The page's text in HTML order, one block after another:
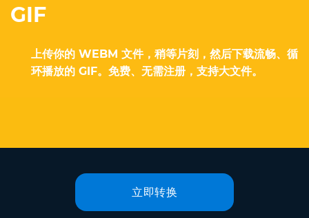
GIF
上传你的 WEBM 文件，稍等片刻，然后下载流畅、循
环播放的 GIF。免费、无需注册，支持大文件。
立即转换